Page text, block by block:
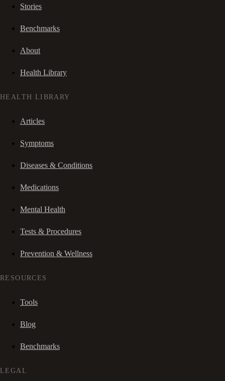
Stories
Benchmarks
About
Health Library
HEALTH LIBRARY
Articles
Symptoms
Diseases & Conditions
Medications
Mental Health
Tests & Procedures
Prevention & Wellness
RESOURCES
Tools
Blog
Benchmarks
LEGAL